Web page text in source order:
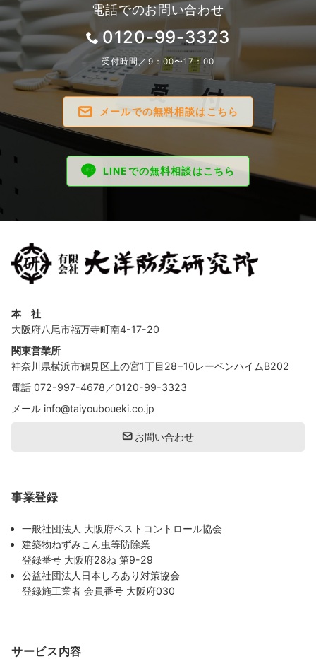
電話でのお問い合わせ
0120-99-3323
受付時間／9：00〜17：00
メールでの無料相談はこちら
LINEでの無料相談はこちら
本 社
大阪府八尾市福万寺町南4-17-20
関東営業所
神奈川県横浜市鶴見区上の宮1丁目28−10レーベンハイムB202
電話 072-997-4678 ／0120-99-3323
メール info@taiyouboueki.co.jp
お問い合わせ
事業登録
一般社団法人 大阪府ペストコントロール協会
建築物ねずみこん虫等防除業
登録番号 大阪府28ね 第9-29
公益社団法人日本しろあり対策協会
登録施工業者 会員番号 大阪府030
サービス内容